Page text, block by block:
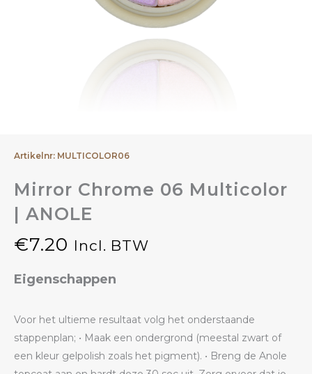
Artikelnr: MULTICOLOR06
Mirror Chrome 06 Multicolor
| ANOLE
€7.20 Incl. BTW
Eigenschappen
Voor het ultieme resultaat volg het onderstaande
stappenplan; • Maak een ondergrond (meestal zwart of
een kleur gelpolish zoals het pigment). • Breng de Anole